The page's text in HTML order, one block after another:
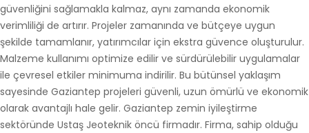
güvenliğini sağlamakla kalmaz, aynı zamanda ekonomik
verimliliği de artırır. Projeler zamanında ve bütçeye uygun
şekilde tamamlanır, yatırımcılar için ekstra güvence oluşturulur.
Malzeme kullanımı optimize edilir ve sürdürülebilir uygulamalar
ile çevresel etkiler minimuma indirilir. Bu bütünsel yaklaşım
sayesinde Gaziantep projeleri güvenli, uzun ömürlü ve ekonomik
olarak avantajlı hale gelir. Gaziantep zemin iyileştirme
sektöründe Ustaş Jeoteknik öncü firmadır. Firma, sahip olduğu